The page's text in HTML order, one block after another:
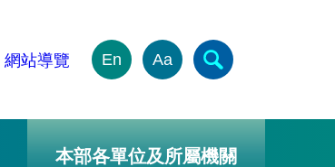
網站導覽 En Aa
本部各單位及所屬機關